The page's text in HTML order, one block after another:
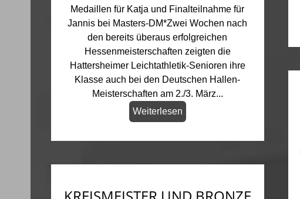
Medaillen für Katja und Finalteilnahme für
Jannis bei Masters-DM*Zwei Wochen nach
den bereits überaus erfolgreichen
Hessenmeisterschaften zeigten die
Hattersheimer Leichtathletik-Senioren ihre
Klasse auch bei den Deutschen Hallen-
Meisterschaften am 2./3. März...
Weiterlesen